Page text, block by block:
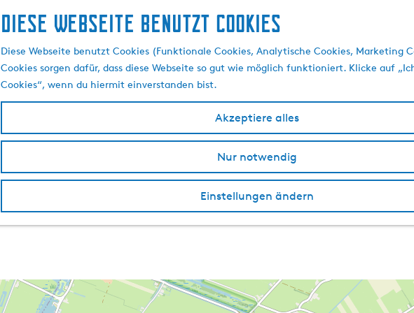
Diese Webseite benutzt Cookies
Diese Webseite benutzt Cookies (Funktionale Cookies, Analytische Cookies, Marketing
Cookies sorgen dafür, dass diese Webseite so gut wie möglich funktioniert. Klicke auf
Cookies“, wenn du hiermit einverstanden bist.
Akzeptiere alles
Nur notwendig
Einstellungen ändern